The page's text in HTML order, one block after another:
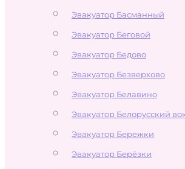
Эвакуатор Басманный
Эвакуатор Беговой
Эвакуатор Бедово
Эвакуатор Безверхово
Эвакуатор Белавино
Эвакуатор Белорусский
Эвакуатор Бережки
Эвакуатор Берёзки